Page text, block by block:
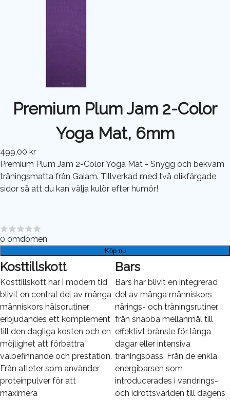
Premium Plum Jam 2-Color
Yoga Mat, 6mm
499,00 kr
Premium Plum Jam 2-Color Yoga Mat - Snygg och bekväm
träningsmatta från Gaiam. Tillverkad med två olikfärgade
sidor så att du kan välja kulör efter humör!
0 omdömen
Köp nu
Kosttillskott
Kosttillskott har i modern tid
blivit en central del av många
människors hälsorutiner,
erbjudandes ett komplement
till den dagliga kosten och en
möjlighet att förbättra
välbefinnande och prestation.
Från atleter som använder
proteinpulver för att
maximera
Bars
Bars har blivit en integrerad
del av många människors
närings- och träningsrutiner,
från snabba mellanmål till
effektivt bränsle för långa
dagar eller intensiva
träningspass. Från de enkla
energibarsen som
introducerades i vandrings-
och idrottsvärlden till dagens